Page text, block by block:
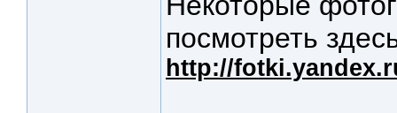
посмотреть
http://